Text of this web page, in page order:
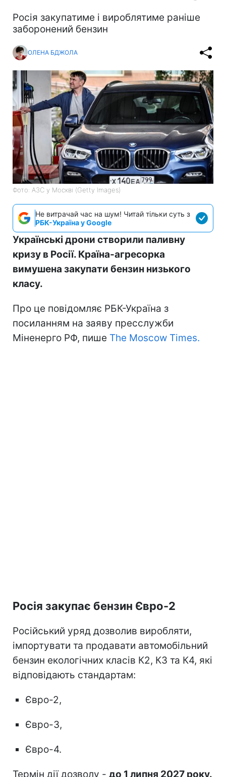
Росія закупатиме і вироблятиме раніше
заборонений бензин
ОЛЕНА БДЖОЛА
Фото: АЗС у Москві (Getty Images)
Не витрачай час на шум! Читай тільки суть з
РБК-Україна у Google
Українські дрони створили паливну
кризу в Росії. Країна-агресорка
вимушена закупати бензин низького
класу.
Про це повідомляє РБК-Україна з
посиланням на заяву пресслужби
Міненерго РФ, пише The Moscow Times.
Росія закупає бензин Євро-2
Російський уряд дозволив виробляти,
імпортувати та продавати автомобільний
бензин екологічних класів К2, К3 та К4, які
відповідають стандартам:
Євро-2,
Євро-3,
Євро-4.
Термін дії дозволу - до 1 липня 2027 року.